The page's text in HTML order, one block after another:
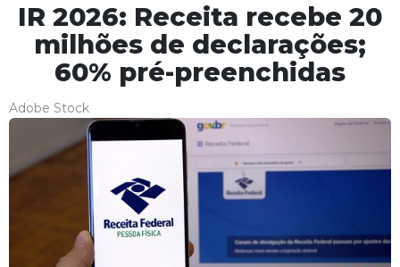
IR 2026: Receita recebe 20
milhões de declarações;
60% pré-preenchidas
Adobe Stock